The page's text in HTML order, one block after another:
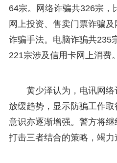
64宗。网络诈骗共326宗，
网上投资、售卖门票诈骗
诈骗手法。电脑诈骗共235
221宗涉及信用卡网上消费。
黄少泽认为，电讯网
放缓趋势，显示防骗工作
意识亦逐渐增强。警方将继
打击三者结合的策略，竭力